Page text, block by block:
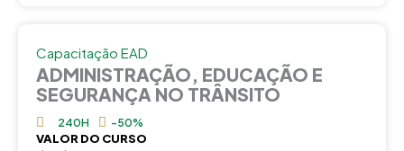
Capacitação EAD
ADMINISTRAÇÃO, EDUCAÇÃO E
SEGURANÇA NO TRÂNSITO
240H -50%
VALOR DO CURSO